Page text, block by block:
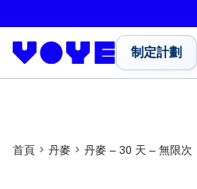
制定計劃
首頁 丹麥 丹麥 – 30 天 – 無限次